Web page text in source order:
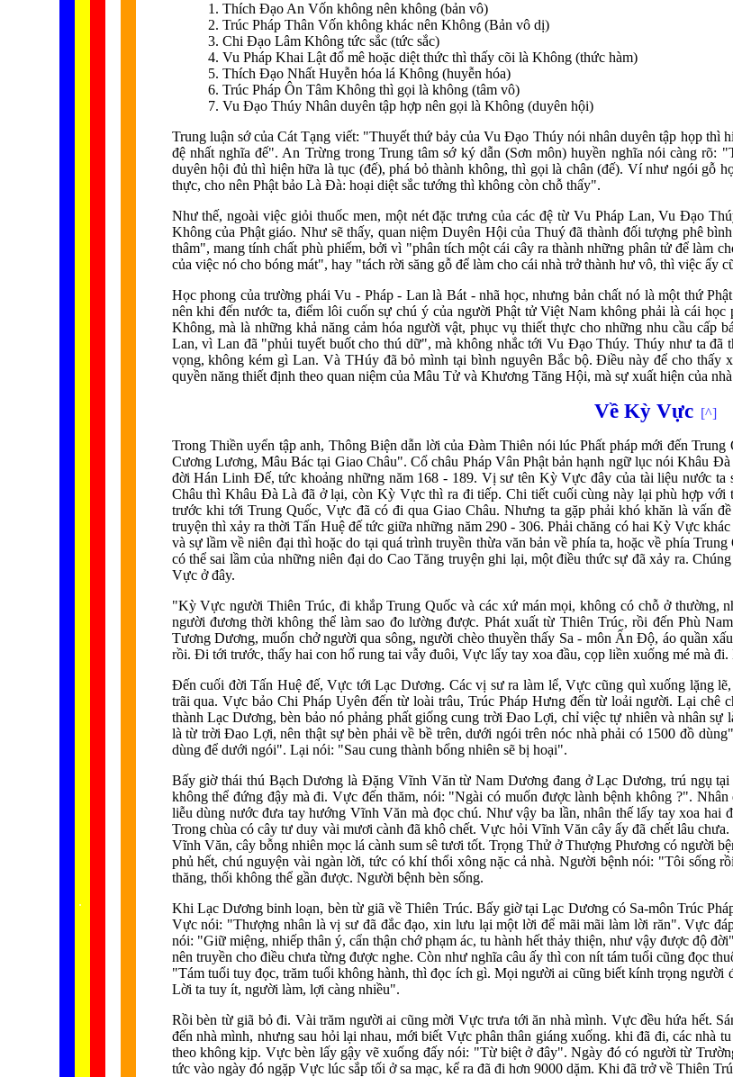
.
1. Thích Đạo An Vốn không nên không (bản vô)
2. Trúc Pháp Thân Vốn không khác nên Không (Bản vô dị)
3. Chi Đạo Lâm Không tức sắc (tức sắc)
4. Vu Pháp Khai Lật đổ mê hoặc diệt thức thì thấy cõi là Không (thức hàm)
5. Thích Đạo Nhất Huyễn hóa lá Không (huyễn hóa)
6. Trúc Pháp Ôn Tâm Không thì gọi là không (tâm vô)
7. Vu Đạo Thúy Nhân duyên tập hợp nên gọi là Không (duyên hội)
Trung luận sớ của Cát Tạng viết: "Thuyết thứ bảy của Vu Đạo Thúy nói nhân duyên tập họp thì
đệ nhất nghĩa đế". An Trừng trong Trung tâm sớ ký dẫn (Sơn môn) huyền nghĩa nói càng
duyên hội đủ thì hiện hữa là tục (đế), phá bỏ thành không, thì gọi là chân (đế). Ví như ngói gỗ
thực, cho nên Phật bảo Là Đà: hoại diệt sắc tướng thì không còn chỗ thấy".
Như thế, ngoài việc giỏi thuốc men, một nét đặc trưng của các đệ từ Vu Pháp Lan, Vu Đạo
Không của Phật giáo. Như sẽ thấy, quan niệm Duyên Hội của Thuý đã thành đối tượng phê
thâm", mang tính chất phù phiếm, bởi vì "phân tích một cái cây ra thành những phân tử để làm
của việc nó cho bóng mát", hay "tách rời săng gỗ để làm cho cái nhà trở thành hư vô, thì việc ấy
Học phong của trường phái Vu - Pháp - Lan là Bát - nhã học, nhưng bản chất nó là một thứ
nên khi đến nước ta, điểm lôi cuốn sự chú ý của người Phật tử Việt Nam không phải là cái
Không, mà là những khả năng cảm hóa người vật, phục vụ thiết thực cho những nhu cầu cấp
Lan, vì Lan đã "phủi tuyết buốt cho thú dữ", mà không nhắc tới Vu Đạo Thúy. Thúy như ta đã
vọng, không kém gì Lan. Và THúy đã bỏ mình tại bình nguyên Bắc bộ. Điều này để cho thấy
quyền năng thiết định theo quan niệm của Mâu Tử và Khương Tăng Hội, mà sự xuất hiện của
Về Kỳ Vực [^]
Trong Thiền uyển tập anh, Thông Biện dẫn lời của Đàm Thiên nói lúc Phất pháp mới đến
Cương Lương, Mâu Bác tại Giao Châu". Cổ châu Pháp Vân Phật bản hạnh ngữ lục nói Khâu
đời Hán Linh Đế, tức khoảng những năm 168 - 189. Vị sư tên Kỳ Vực đây của tài liệu nước ta
Châu thì Khâu Đà Là đã ở lại, còn Kỳ Vực thì ra đi tiếp. Chi tiết cuối cùng này lại phù hợp
trước khi tới Trung Quốc, Vực đã có đi qua Giao Châu. Nhưng ta gặp phải khó khăn là vấn
truyện thì xảy ra thời Tấn Huệ đế tức giữa những năm 290 - 306. Phải chăng có hai Kỳ Vực
và sự lầm về niên đại thì hoặc do tại quá trình truyền thừa văn bản về phía ta, hoặc về phía
có thể sai lầm của những niên đại do Cao Tăng truyện ghi lại, một điều thức sự đã xảy ra.
Vực ở đây.
"Kỳ Vực người Thiên Trúc, đi khắp Trung Quốc và các xứ mán mọi, không có chỗ ở thường,
người đương thời không thể làm sao đo lường được. Phát xuất từ Thiên Trúc, rồi đến Phù
Tương Dương, muốn chở người qua sông, người chèo thuyền thấy Sa - môn Ấn Độ, áo quần
rồi. Đi tới trước, thấy hai con hổ rung tai vẫy đuôi, Vực lấy tay xoa đầu, cọp liền xuống mé mà đi.
Đến cuối đời Tấn Huệ đế, Vực tới Lạc Dương. Các vị sư ra làm lể, Vực cũng quì xuống lặng
trãi qua. Vực bảo Chi Pháp Uyên đến từ loài trâu, Trúc Pháp Hưng đến từ loải người. Lại chê
thành Lạc Dương, bèn bảo nó phảng phất giống cung trời Đao Lợi, chỉ việc tự nhiên và nhân
là từ trời Đao Lợi, nên thật sự bèn phải về bề trên, dưới ngói trên nóc nhà phải có 1500 đồ
dùng để dưới ngói". Lại nói: "Sau cung thành bổng nhiên sẽ bị hoại".
Bấy giờ thái thú Bạch Dương là Đặng Vĩnh Văn từ Nam Dương đang ở Lạc Dương, trú ngụ
không thể đứng đậy mà đi. Vực đến thăm, nói: "Ngài có muốn được lành bệnh không ?".
liễu dùng nước đưa tay hướng Vĩnh Văn mà đọc chú. Như vậy ba lần, nhân thế lấy tay xoa
Trong chùa có cây tư duy vài mươi cành đã khô chết. Vực hỏi Vĩnh Văn cây ấy đã chết lâu
Vĩnh Văn, cây bỗng nhiên mọc lá cành sum sê tươi tốt. Trọng Thử ở Thượng Phương có người
phủ hết, chú nguyện vài ngàn lời, tức có khí thổi xông nặc cả nhà. Người bệnh nói: "Tôi sống
thăng, thối không thể gần được. Người bệnh bèn sống.
Khi Lạc Dương binh loạn, bèn từ giã về Thiên Trúc. Bấy giờ tại Lạc Dương có Sa-môn Trúc
Vực nói: "Thượng nhân là vị sư đã đắc đạo, xin lưu lại một lời để mãi mãi làm lời răn". Vực
nói: "Giữ miệng, nhiếp thân ý, cẩn thận chớ phạm ác, tu hành hết thảy thiện, như vậy được độ
nên truyền cho điều chưa từng được nghe. Còn như nghĩa câu ấy thì con nít tám tuổi cũng đọc
"Tám tuổi tuy đọc, trăm tuổi không hành, thì đọc ích gì. Mọi người ai cũng biết kính trọng
Lời ta tuy ít, người làm, lợi càng nhiều".
Rồi bèn từ giã bỏ đi. Vài trăm người ai cũng mời Vực trưa tới ăn nhà mình. Vực đều hứa hết.
đến nhà mình, nhưng sau hỏi lại nhau, mới biết Vực phân thân giáng xuống. khi đã đi, các nhà
theo không kịp. Vực bèn lấy gậy vẽ xuống đấy nói: "Từ biệt ở đây". Ngày đó có người từ
tức vào ngày đó ngặp Vực lúc sắp tối ở sa mạc, kể ra đã đi hơn 9000 dặm. Khi đã trở về Thiên